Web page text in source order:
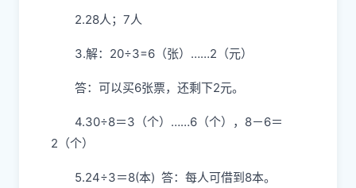
2.28人；7人
3.解：20÷3=6（张）……2（元）
答：可以买6张票，还剩下2元。
4.30÷8＝3（个）……6（个），8－6＝
2（个）
5.24÷3＝8(本) 答：每人可借到8本。